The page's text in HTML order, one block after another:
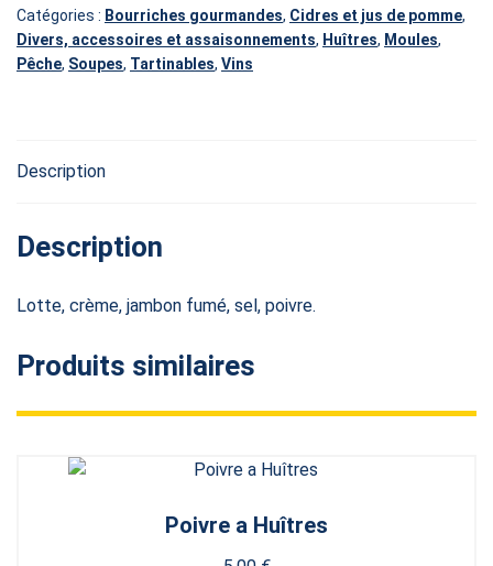
Catégories : Bourriches gourmandes, Cidres et jus de pomme,
Divers, accessoires et assaisonnements, Huîtres, Moules,
Pêche, Soupes, Tartinables, Vins
Description
Description
Lotte, crème, jambon fumé, sel, poivre.
Produits similaires
Poivre a Huîtres